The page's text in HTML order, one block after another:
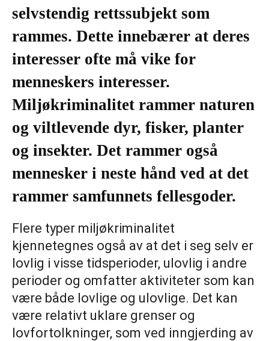
selvstendig rettssubjekt som
rammes. Dette innebærer at deres
interesser ofte må vike for
menneskers interesser.
Miljøkriminalitet rammer naturen
og viltlevende dyr, fisker, planter
og insekter. Det rammer også
mennesker i neste hånd ved at det
rammer samfunnets fellesgoder.
Flere typer miljøkriminalitet
kjennetegnes også av at det i seg selv er
lovlig i visse tidsperioder, ulovlig i andre
perioder og omfatter aktiviteter som kan
være både lovlige og ulovlige. Det kan
være relativt uklare grenser og
lovfortolkninger, som ved inngjerding av